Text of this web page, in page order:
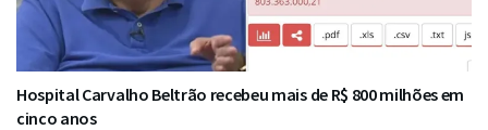
Hospital Carvalho Beltrão recebeu mais de R$ 800 milhões em
cinco anos